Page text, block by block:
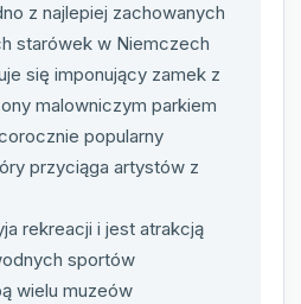
z najlepiej zachowanych
starówek w Niemczech
się imponujący zamek z
malowniczym parkiem
popularny
przyciąga artystów z
rekreacji i jest atrakcją
sportów
wielu muzeów